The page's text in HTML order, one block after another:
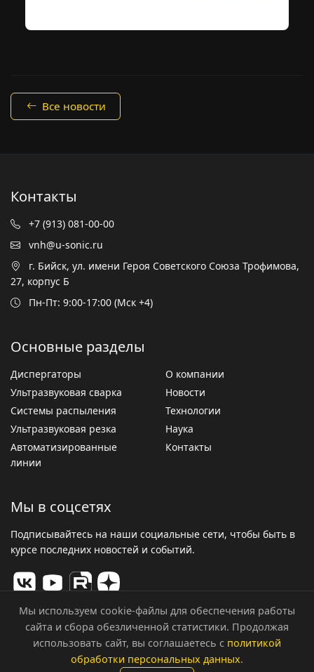
Все новости
Контакты
+7 (913) 081-00-00
vnh@u-sonic.ru
г. Бийск, ул. имени Героя Советского Союза Трофимова,
27, корпус Б
Пн-Пт: 9:00-17:00 (Мск +4)
Основные разделы
Диспергаторы
Ультразвуковая сварка
Системы распыления
Ультразвуковая резка
Автоматизированные
линии
О компании
Новости
Технологии
Наука
Контакты
Мы в соцсетях
Подписывайтесь на наши социальные сети, чтобы быть в
курсе последних новостей и событий.
© 2026 ООО «Центр Ультразвуковых Технологий». Все
права защищены.
Политика конфиденциальности
Мы используем cookie-файлы для обеспечения работы
сайта и сбора обезличенной статистики. Продолжая
использовать сайт, вы соглашаетесь с политикой
обработки персональных данных.